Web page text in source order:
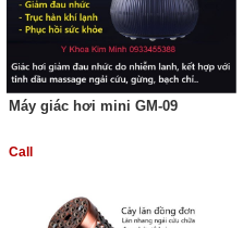
Máy giác hơi mini GM-09
Call